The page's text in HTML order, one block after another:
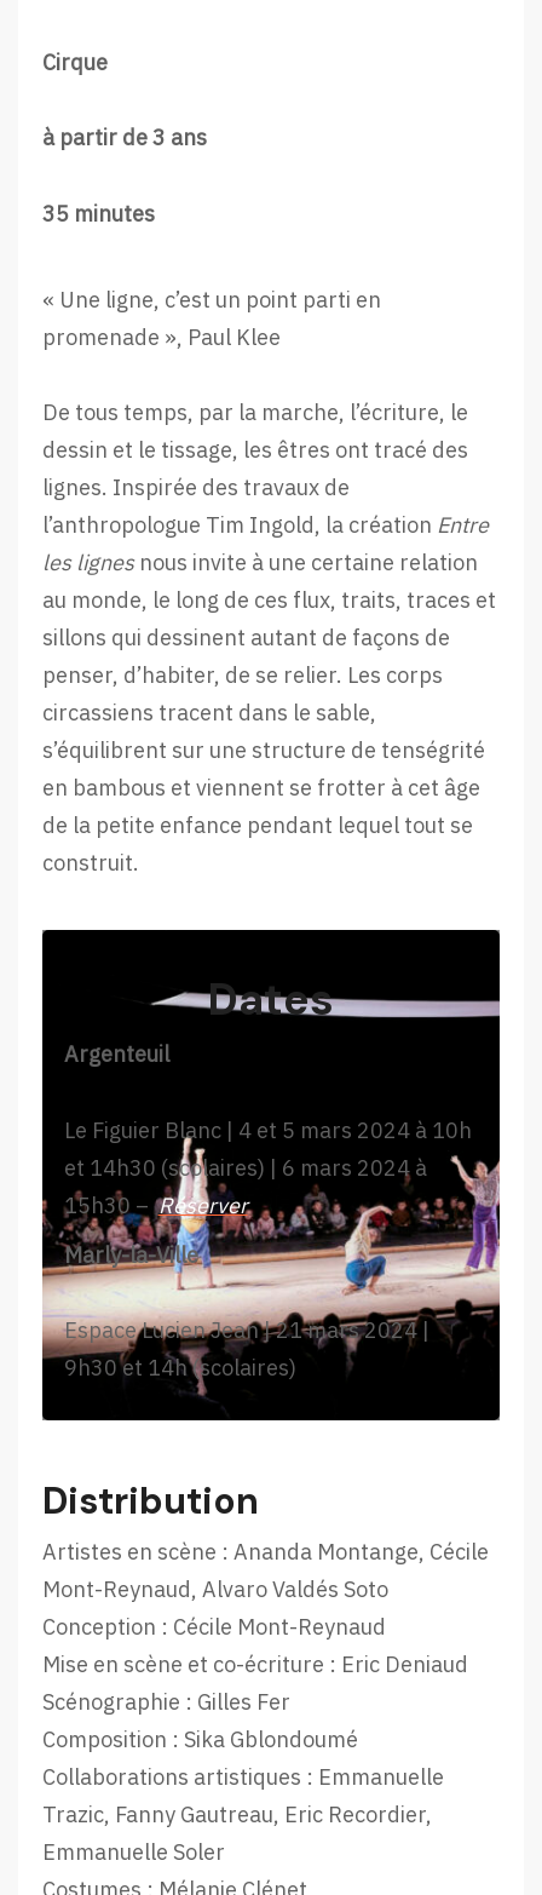
Cirque
à partir de 3 ans
35 minutes
« Une ligne, c’est un point parti en
promenade », Paul Klee
De tous temps, par la marche, l’écriture, le
dessin et le tissage, les êtres ont tracé des
lignes. Inspirée des travaux de
l’anthropologue Tim Ingold, la création Entre
les lignesnous invite à une certaine relation
au monde, le long de ces flux, traits, traces et
sillons qui dessinent autant de façons de
penser, d’habiter, de se relier. Les corps
circassiens tracent dans le sable,
s’équilibrent sur une structure de tenségrité
en bambous et viennent se frotter à cet âge
de la petite enfance pendant lequel tout se
construit.
Dates
Argenteuil
Le Figuier Blanc | 4 et 5 mars 2024 à 10h
et 14h30 (scolaires) | 6 mars 2024 à
15h30 – Réserver
Marly-la-Ville
Espace Lucien Jean | 21 mars 2024 |
9h30 et 14h (scolaires)
Distribution
Artistes en scène : Ananda Montange, Cécile
Mont-Reynaud, Alvaro Valdés Soto
Conception : Cécile Mont-Reynaud
Mise en scène et co-écriture : Eric Deniaud
Scénographie : Gilles Fer
Composition : Sika Gblondoumé
Collaborations artistiques : Emmanuelle
Trazic, Fanny Gautreau, Eric Recordier,
Emmanuelle Soler